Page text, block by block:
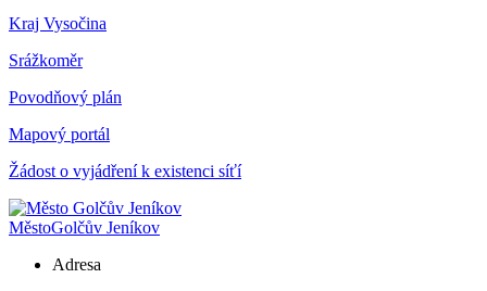
Kraj Vysočina
Srážkoměr
Povodňový plán
Mapový portál
Žádost o vyjádření k existenci síťí
MěstoGolčův Jeníkov
Adresa